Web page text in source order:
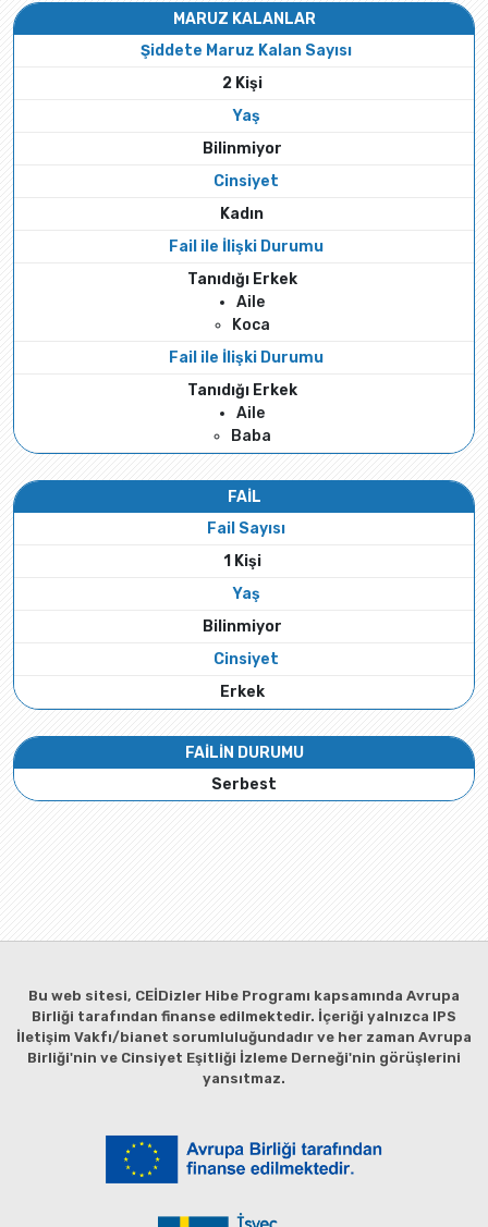
MARUZ KALANLAR
Şiddete Maruz Kalan Sayısı
2 Kişi
Yaş
Bilinmiyor
Cinsiyet
Kadın
Fail ile İlişki Durumu
Tanıdığı Erkek
Aile
Koca
Fail ile İlişki Durumu
Tanıdığı Erkek
Aile
Baba
FAİL
Fail Sayısı
1 Kişi
Yaş
Bilinmiyor
Cinsiyet
Erkek
FAİLİN DURUMU
Serbest
Bu web sitesi, CEİDizler Hibe Programı kapsamında Avrupa
Birliği tarafından finanse edilmektedir. İçeriği yalnızca IPS
İletişim Vakfı/bianet sorumluluğundadır ve her zaman Avrupa
Birliği'nin ve Cinsiyet Eşitliği İzleme Derneği'nin görüşlerini
yansıtmaz.